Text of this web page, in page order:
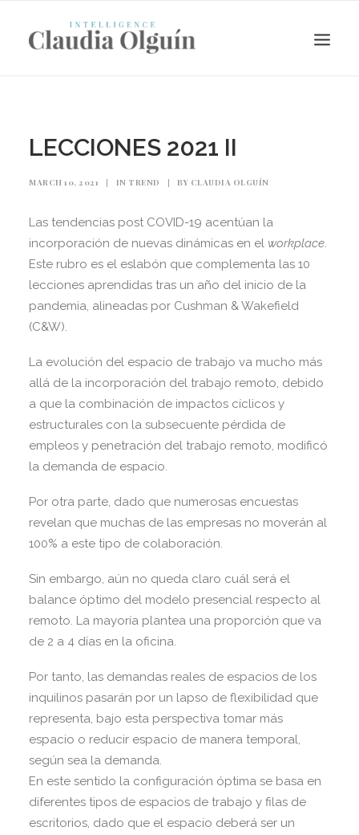
Search
LECCIONES 2021 II
MARCH 10, 2021 | IN TREND | BY CLAUDIA OLGUÍN
Las tendencias post COVID-19 acentúan la
incorporación de nuevas dinámicas en el workplace.
Este rubro es el eslabón que complementa las 10
lecciones aprendidas tras un año del inicio de la
pandemia, alineadas por Cushman & Wakefield
(C&W).
La evolución del espacio de trabajo va mucho más
allá de la incorporación del trabajo remoto, debido
a que la combinación de impactos cíclicos y
estructurales con la subsecuente pérdida de
empleos y penetración del trabajo remoto, modificó
la demanda de espacio.
Por otra parte, dado que numerosas encuestas
revelan que muchas de las empresas no moverán al
100% a este tipo de colaboración.
Sin embargo, aún no queda claro cuál será el
balance óptimo del modelo presencial respecto al
remoto. La mayoría plantea una proporción que va
de 2 a 4 días en la oficina.
Por tanto, las demandas reales de espacios de los
inquilinos pasarán por un lapso de flexibilidad que
representa, bajo esta perspectiva tomar más
espacio o reducir espacio de manera temporal,
según sea la demanda.
En este sentido la configuración óptima se basa en
diferentes tipos de espacios de trabajo y filas de
escritorios, dado que el espacio deberá ser un